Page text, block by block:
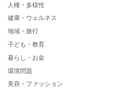
人権・多様性
健康・ウェルネス
地域・旅行
子ども・教育
暮らし・お金
環境問題
美容・ファッション